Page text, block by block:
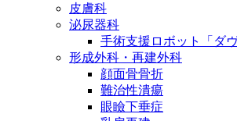
皮膚科
泌尿器科
手術支援ロボット「ダヴ
形成外科・再建外科
顔面骨骨折
難治性潰瘍
眼瞼下垂症